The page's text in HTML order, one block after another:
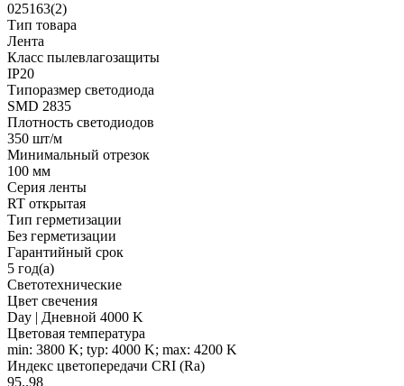
025163(2)
Тип товара
Лента
Класс пылевлагозащиты
IP20
Типоразмер светодиода
SMD 2835
Плотность светодиодов
350 шт/м
Минимальный отрезок
100 мм
Серия ленты
RT открытая
Тип герметизации
Без герметизации
Гарантийный срок
5 год(а)
Светотехнические
Цвет свечения
Day | Дневной 4000 K
Цветовая температура
min: 3800 K; typ: 4000 K; max: 4200 K
Индекс цветопередачи CRI (Ra)
95..98